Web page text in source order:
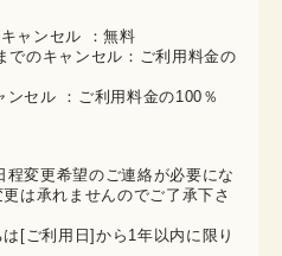
ャンセル ：無料
でのキャンセル：ご利用料金の
セル ：ご利用料金の100％
変更希望のご連絡が必要にな
は承れませんのでご了承下さ
[ご利用日]から1年以内に限り